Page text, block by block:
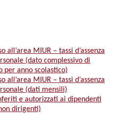
all’area MIUR – tassi d’assenza
(dato complessivo di
per anno scolastico)
all’area MIUR – tassi d’assenza
(dati mensili)
e autorizzati ai dipendenti
dirigenti)